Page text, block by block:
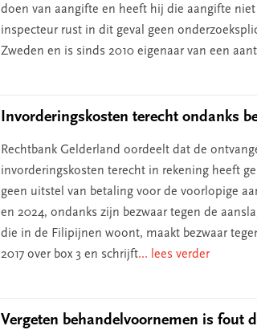
doen van aangifte en heeft hij die aangifte
inspecteur rust in dit geval geen
Zweden en is sinds 2010 eigenaar van een
Invorderingskosten terecht ondanks
Rechtbank Gelderland oordeelt dat de
invorderingskosten terecht in rekening heeft
geen uitstel van betaling voor de voorlopige
en 2024, ondanks zijn bezwaar tegen de
die in de Filipijnen woont, maakt bezwaar
2017 over box 3 en schrijft... lees verder
Vergeten behandelvoornemen is fout